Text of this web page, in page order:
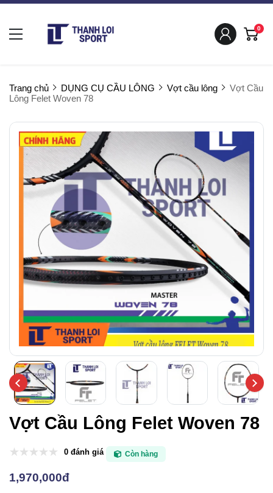
0
Trang chủ DỤNG CỤ CẦU LÔNG Vợt cầu lông
Vợt Cầu
Lông Felet Woven 78
Vợt Cầu Lông Felet Woven 78
0 đánh giá Còn hàng
1,970,000đ